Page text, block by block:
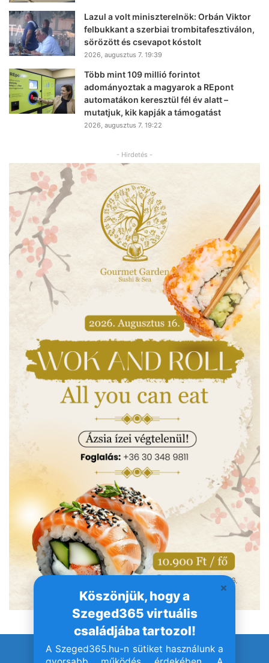
Köszönjük, hogy a
Szeged365 virtuális
családjába tartozol!
A Szeged365.hu-n sütiket használunk a
Lazul a volt miniszterelnök: Orbán Viktor
felbukkant a szerbiai trombitafesztiválon,
sörözött és csevapot kóstolt
2026, augusztus 7. 19:39
Több mint 109 millió forintot
adományoztak a magyarok a REpont
automatákon keresztül fél év alatt –
mutatjuk, kik kapják a támogatást
2026, augusztus 7. 19:22
- Hirdetés -
© Szeged365.hu I Minden jog fenntartva!